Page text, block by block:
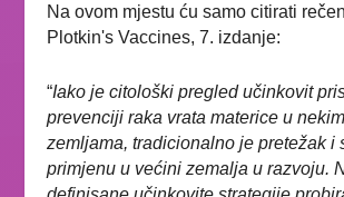
Na ovom mjestu ću samo citirati
Plotkin's Vaccines, 7. izdanje:
“Iako je citološki pregled učinkovit
prevenciji raka vrata materice u
zemljama, tradicionalno je pretežak i
primjenu u većini zemalja u razvoju.